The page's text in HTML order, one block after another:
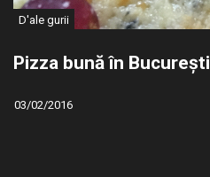
D'ale gurii
Pizza bună în București
03/02/2016